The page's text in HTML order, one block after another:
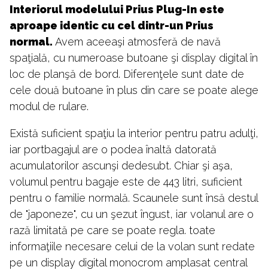
Interiorul modelului Prius Plug-In este
aproape identic cu cel dintr-un Prius
normal. Avem aceeaşi atmosferă de navă
spaţială, cu numeroase butoane şi display digital în
loc de planşă de bord. Diferenţele sunt date de
cele două butoane în plus din care se poate alege
modul de rulare.
Există suficient spaţiu la interior pentru patru adulţi,
iar portbagajul are o podea înaltă datorată
acumulatorilor ascunşi dedesubt. Chiar şi aşa,
volumul pentru bagaje este de 443 litri, suficient
pentru o familie normală. Scaunele sunt însă destul
de "japoneze", cu un şezut îngust, iar volanul are o
rază limitată pe care se poate regla. toate
informaţiile necesare celui de la volan sunt redate
pe un display digital monocrom amplasat central